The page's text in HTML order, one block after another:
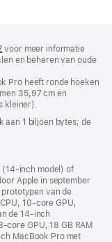
(wordt
in
venster
geopend)
voor meer informatie
en beheren van oude
Pro heeft ronde hoeken
35,97 cm en
kleiner).
aan 1 biljoen bytes; de
model) of
Apple in september
van de
10‑core GPU,
de 14‑inch
GPU, 18 GB RAM
MacBook Pro met